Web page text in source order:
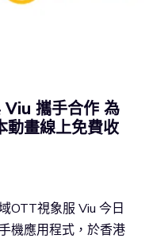
Viu 攜手合作 為
動畫線上免費收
OTT視象服 Viu 今日
機應用程式，於香港